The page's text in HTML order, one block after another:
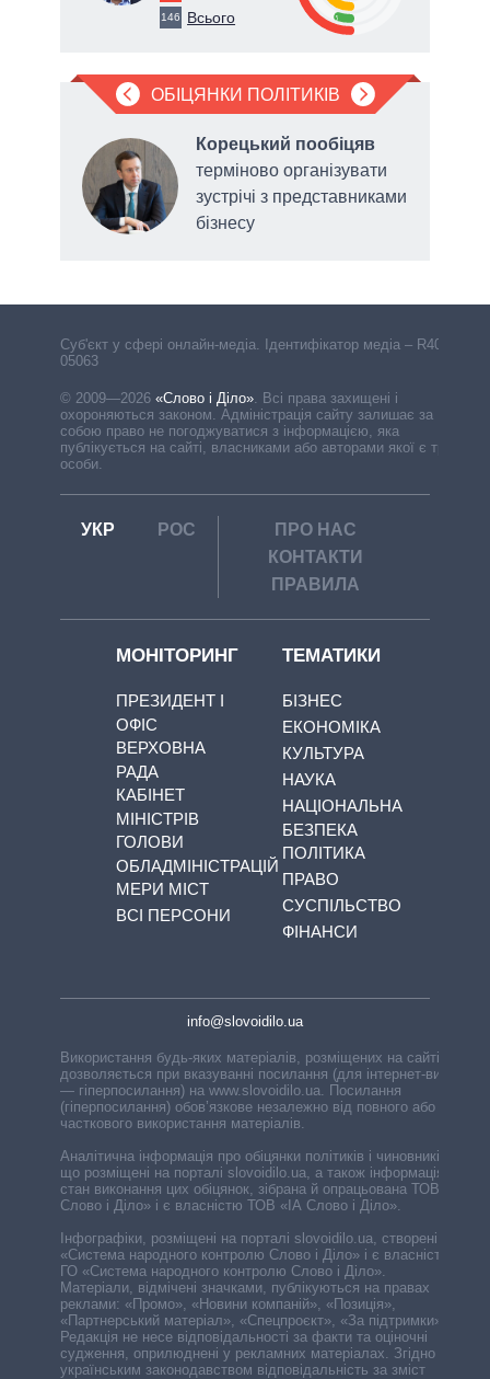
146 Всього 5
ОБІЦЯНКИ ПОЛІТИКІВ
Корецький пообіцяв
терміново організувати
зустрічі з представниками
бізнесу
Cуб'єкт у сфері онлайн-медіа. Ідентифікатор медіа – R40-
05063
© 2009—2026 «Слово і Діло». Всі права захищені і
охороняються законом. Адміністрація сайту залишає за
собою право не погоджуватися з інформацією, яка
публікується на сайті, власниками або авторами якої є треті
особи.
УКР РОС
ПРО НАС
КОНТАКТИ
ПРАВИЛА
МОНІТОРИНГ
ПРЕЗИДЕНТ І
ОФІС
ВЕРХОВНА
РАДА
КАБІНЕТ
МІНІСТРІВ
ГОЛОВИ
ОБЛАДМІНІСТРАЦІЙ
МЕРИ МІСТ
ВСІ ПЕРСОНИ
ТЕМАТИКИ
БІЗНЕС
ЕКОНОМІКА
КУЛЬТУРА
НАУКА
НАЦІОНАЛЬНА
БЕЗПЕКА
ПОЛІТИКА
ПРАВО
СУСПІЛЬСТВО
ФІНАНСИ
info@slovoidilo.ua
Використання будь-яких матеріалів, розміщених на сайті,
дозволяється при вказуванні посилання (для інтернет-видань
— гіперпосилання) на www.slovoidilo.ua. Посилання
(гіперпосилання) обов’язкове незалежно від повного або
часткового використання матеріалів.
Аналітична інформація про обіцянки політиків і чиновників,
що розміщені на порталі slovoidilo.ua, а також інформація про
стан виконання цих обіцянок, зібрана й опрацьована ТОВ «ІА
Слово і Діло» і є власністю ТОВ «ІА Слово і Діло».
Інфографіки, розміщені на порталі slovoidilo.ua, створені ГО
«Система народного контролю Слово і Діло» і є власністю
ГО «Система народного контролю Слово і Діло».
Матеріали, відмічені значками, публікуються на правах
реклами: «Промо», «Новини компаній», «Позиція»,
«Партнерський матеріал», «Спецпроєкт», «За підтримки».
Редакція не несе відповідальності за факти та оціночні
судження, оприлюднені у рекламних матеріалах. Згідно з
українським законодавством відповідальність за зміст